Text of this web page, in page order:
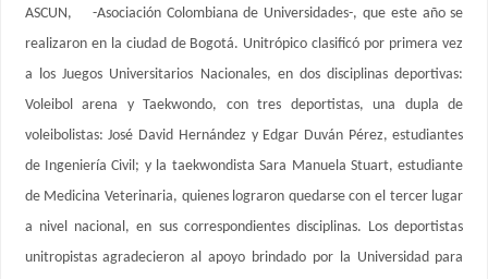
ASCUN, -Asociación Colombiana de Universidades-, que este año se
realizaron en la ciudad de Bogotá. Unitrópico clasificó por primera vez
a los Juegos Universitarios Nacionales, en dos disciplinas deportivas:
Voleibol arena y Taekwondo, con tres deportistas, una dupla de
voleibolistas: José David Hernández y Edgar Duván Pérez, estudiantes
de Ingeniería Civil; y la taekwondista Sara Manuela Stuart, estudiante
de Medicina Veterinaria, quienes lograron quedarse con el tercer lugar
a nivel nacional, en sus correspondientes disciplinas. Los deportistas
unitropistas agradecieron al apoyo brindado por la Universidad para